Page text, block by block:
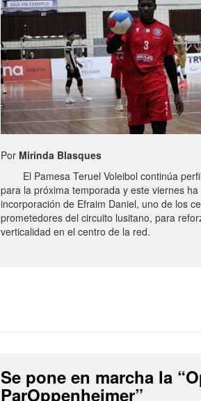
Por Mirinda Blasques
El Pamesa Teruel Voleibol continúa
para la próxima temporada y este viernes
incorporación de Efraim Daniel, uno de los
prometedores del circuito lusitano, para
verticalidad en el centro de la red.
Se pone en marcha la
ParOppenheimer”